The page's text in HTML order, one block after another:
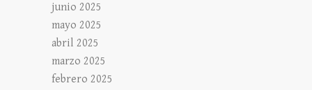
junio 2025
mayo 2025
abril 2025
marzo 2025
febrero 2025